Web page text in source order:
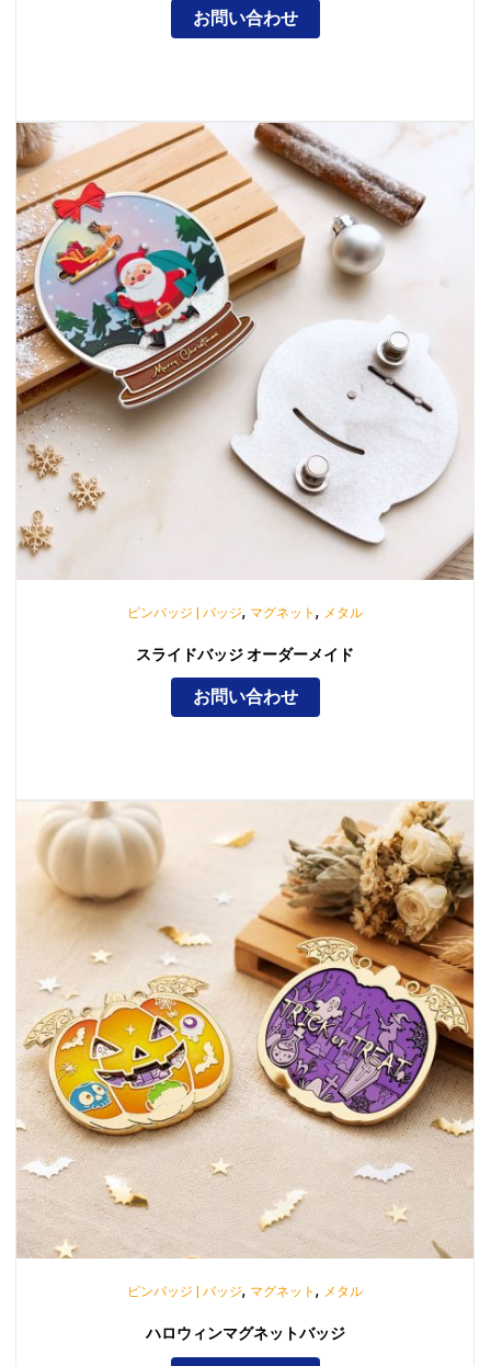
お問い合わせ
ピンバッジ | バッジ, マグネット , メタル
スライドバッジ オーダーメイド
お問い合わせ
ピンバッジ | バッジ, マグネット , メタル
ハロウィンマグネットバッジ